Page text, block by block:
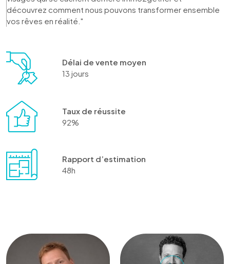
découvrez comment nous pouvons transformer ensemble
vos rêves en réalité."
Délai de vente moyen
13 jours
Taux de réussite
92%
Rapport d’estimation
48h